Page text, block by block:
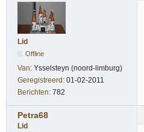
Lid
Offline
Van: Ysselsteyn (noord-limburg)
Geregistreerd: 01-02-2011
Berichten: 782
Petra68
Lid